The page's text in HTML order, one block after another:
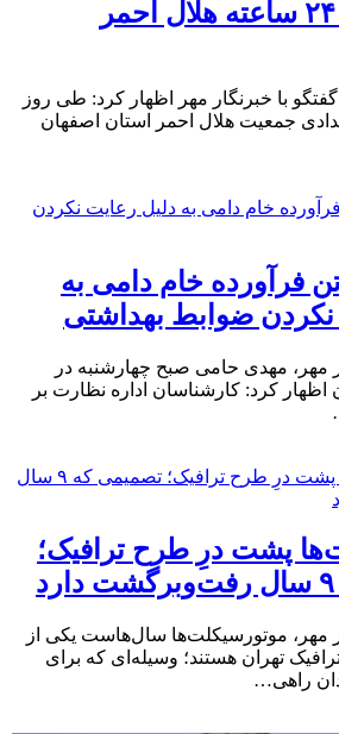
عملیات‌های ۲۴ ساعته هلال احمر
با خبرنگار مهر اظهار کرد: طی روز
جمعیت هلال احمر استان اصفهان
۴۵۰ تن فرآورده خام دامی به
نکردن ضوابط بهداشتی
مهر، مهدی حامی صبح چهارشنبه در
اظهار کرد: کارشناسان اداره نظارت بر
پشت درِ طرح ترافیک؛
مهر، موتورسیکلت‌ها سال‌هاست یکی از
تهران هستند؛ وسیله‌ای که برای
راهی…